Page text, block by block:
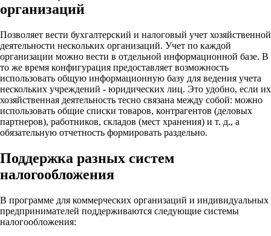
организаций
Позволяет вести бухгалтерский и налоговый учет хозяйственной
деятельности нескольких организаций. Учет по каждой
организации можно вести в отдельной информационной базе. В
то же время конфигурация предоставляет возможность
использовать общую информационную базу для ведения учета
нескольких учреждений - юридических лиц. Это удобно, если их
хозяйственная деятельность тесно связана между собой: можно
использовать общие списки товаров, контрагентов (деловых
партнеров), работников, складов (мест хранения) и т. д., а
обязательную отчетность формировать раздельно.
Поддержка разных систем
налогообложения
В программе для коммерческих организаций и индивидуальных
предпринимателей поддерживаются следующие системы
налогообложения: